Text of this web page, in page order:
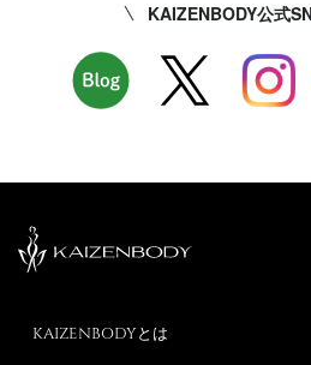
KAIZENBODY公式
KAIZENBODYとは